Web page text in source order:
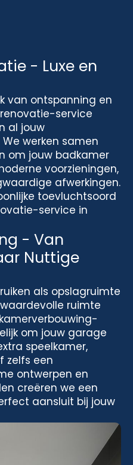
- Luxe en
van ontspanning en
service
al jouw
werken samen
om jouw badkamer
voorzieningen,
afwerkingen.
toevluchtsoord
service in
- Van
Nuttige
als opslagruimte
ruimte
om jouw garage
speelkamer,
zelfs een
ontwerpen en
creëren we een
aansluit bij jouw